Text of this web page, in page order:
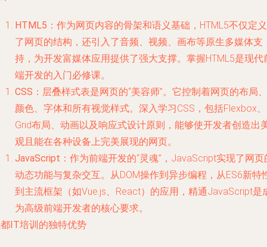
HTML5 ：作为网页内容的骨架和语义基础，HTML5不仅定义
了网页的结构，还引入了音频、视频、画布等原生多媒体支
持，为开发富媒体应用提供了强大支撑。掌握HTML5是现代
端开发的入门必修课。
CSS ：层叠样式表是网页的“美容师”。它控制着网页的布局、
颜色、字体和所有视觉样式。深入学习CSS，包括Flexbox、
Grid布局、动画以及响应式设计原则，能够使开发者创造出
观且能在各种设备上完美展现的网页。
JavaScript ：作为前端开发的“灵魂”，JavaScript实现了网页
动态功能与复杂交互。从DOM操作到异步编程，从ES6新特
到主流框架（如Vue.js、React）的应用，精通JavaScript是
为高级前端开发者的核心要求。
IT培训的独特优势